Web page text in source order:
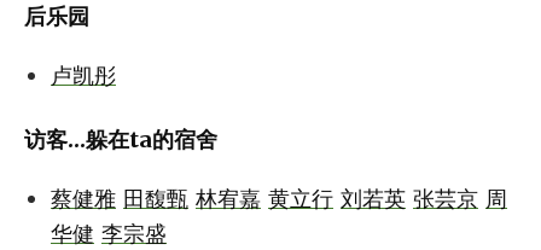
后乐园
卢凯彤
访客...躲在ta的宿舍
蔡健雅 田馥甄 林宥嘉 黄立行 刘若英 张芸京 周
华健 李宗盛